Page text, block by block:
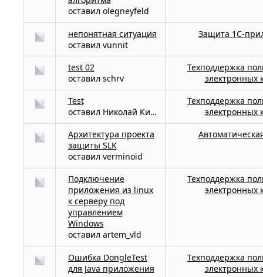
оставил olegneyfeld
непонятная ситуация
оставил vunnit
Защита 1С-
test 02
оставил schrv
Техподдержка
электронных
Test
оставил Николай Киблицкий
Техподдержка
электронных
Архитектура проекта
защиты SLK
оставил verminoid
Подключение
приложения из linux
к серверу под
управлением
Windows
оставил artem_vld
Техподдержка
электронных
Ошибка DongleTest
для Java приложения
Техподдержка
электронных